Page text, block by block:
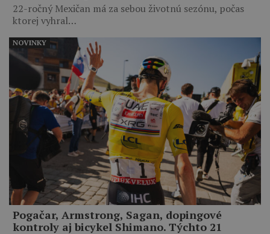
22-ročný Mexičan má za sebou životnú sezónu, počas
ktorej vyhral…
Pogačar, Armstrong, Sagan, dopingové
kontroly aj bicykel Shimano. Týchto 21
NOVINKY